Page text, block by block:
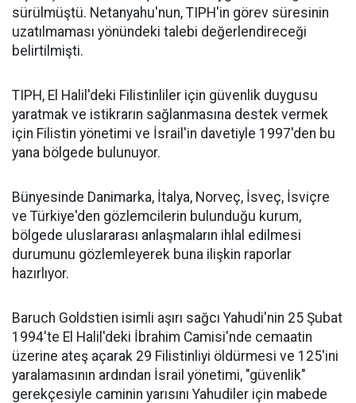
sürülmüştü. Netanyahu'nun, TIPH'in görev süresinin
uzatılmaması yönündeki talebi değerlendireceği
belirtilmişti.
TIPH, El Halil'deki Filistinliler için güvenlik duygusu
yaratmak ve istikrarın sağlanmasına destek vermek
için Filistin yönetimi ve İsrail'in davetiyle 1997'den bu
yana bölgede bulunuyor.
Bünyesinde Danimarka, İtalya, Norveç, İsveç, İsviçre
ve Türkiye'den gözlemcilerin bulunduğu kurum,
bölgede uluslararası anlaşmaların ihlal edilmesi
durumunu gözlemleyerek buna ilişkin raporlar
hazırlıyor.
Baruch Goldstien isimli aşırı sağcı Yahudi'nin 25 Şubat
1994'te El Halil'deki İbrahim Camisi'nde cemaatin
üzerine ateş açarak 29 Filistinliyi öldürmesi ve 125'ini
yaralamasının ardından İsrail yönetimi, "güvenlik"
gerekçesiyle caminin yarısını Yahudiler için mabede